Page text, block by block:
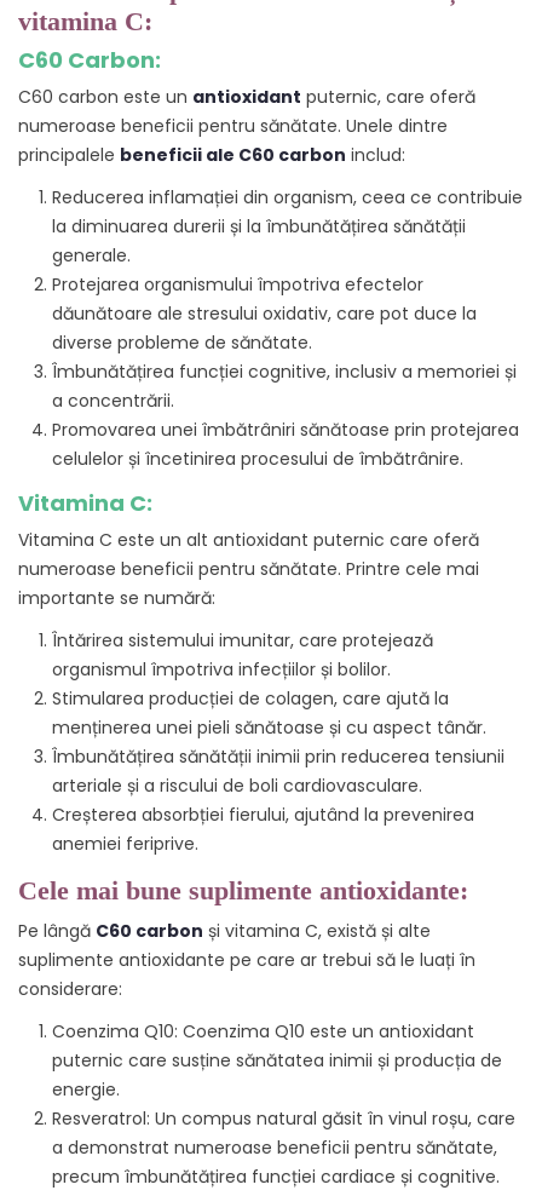
vitamina C:
C60 Carbon:
C60 carbon este un antioxidant puternic, care oferă
numeroase beneficii pentru sănătate. Unele dintre
principalele beneficii ale C60 carbon includ:
Reducerea inflamației din organism, ceea ce contribuie
la diminuarea durerii și la îmbunătățirea sănătății
generale.
Protejarea organismului împotriva efectelor
dăunătoare ale stresului oxidativ, care pot duce la
diverse probleme de sănătate.
Îmbunătățirea funcției cognitive, inclusiv a memoriei și
a concentrării.
Promovarea unei îmbătrâniri sănătoase prin protejarea
celulelor și încetinirea procesului de îmbătrânire.
Vitamina C:
Vitamina C este un alt antioxidant puternic care oferă
numeroase beneficii pentru sănătate. Printre cele mai
importante se numără:
Întărirea sistemului imunitar, care protejează
organismul împotriva infecțiilor și bolilor.
Stimularea producției de colagen, care ajută la
menținerea unei pieli sănătoase și cu aspect tânăr.
Îmbunătățirea sănătății inimii prin reducerea tensiunii
arteriale și a riscului de boli cardiovasculare.
Creșterea absorbției fierului, ajutând la prevenirea
anemiei feriprive.
Cele mai bune suplimente antioxidante:
Pe lângă C60 carbon și vitamina C, există și alte
suplimente antioxidante pe care ar trebui să le luați în
considerare:
Coenzima Q10: Coenzima Q10 este un antioxidant
puternic care susține sănătatea inimii și producția de
energie.
Resveratrol: Un compus natural găsit în vinul roșu, care
a demonstrat numeroase beneficii pentru sănătate,
precum îmbunătățirea funcției cardiace și cognitive.